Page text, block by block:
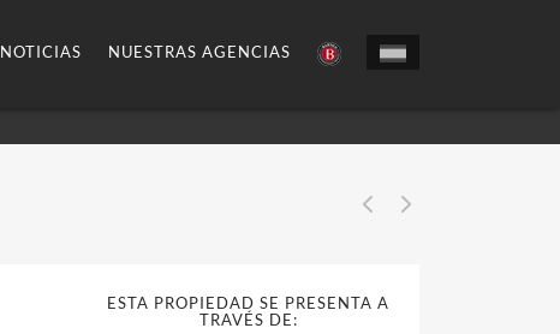
NOTICIAS NUESTRAS AGENCIAS
ESTA PROPIEDAD SE PRESENTA A
TRAVÉS DE: